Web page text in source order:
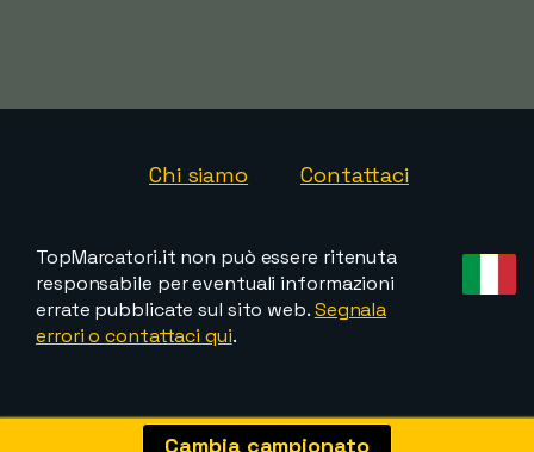
Chi siamo Contattaci
TopMarcatori.it non può essere ritenuta
responsabile per eventuali informazioni
errate pubblicate sul sito web.Segnala
errori o contattaci qui.
Cambia campionato